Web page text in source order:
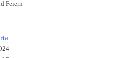
Feiern